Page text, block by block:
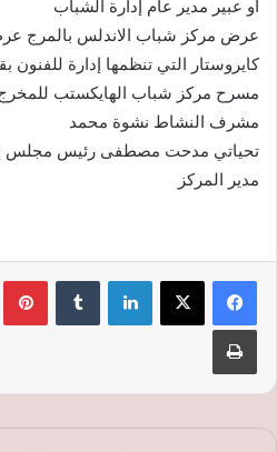
او عبير مدير عام إدارة الشباب
عرض مركز شباب الاندلس بالمرج
كايروستار التي تنظمها إدارة
مسرح مركز شباب الهايكستب للمخرج
مشرف النشاط نشوة محمد
تحياتي مدحت مصطفى رئيس مجلس
مدير المركز
لينكدإن